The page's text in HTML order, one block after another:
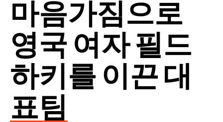
마음가짐으로
영국 여자 필드
하키를 이끈 대
표팀